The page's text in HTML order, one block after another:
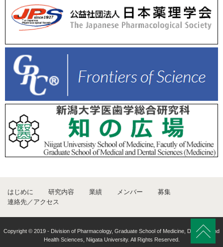
基礎医学研究者養成イニシアチブ全国リトリート2025で医学科4年
生の和田涼乃さんがポスター発表しました。
（以下、一部のみ掲載しています）
2025/01/29
新潟県三条市成人大学講座（新潟大学出前講義）を吉松が行いまし
2024/11/16
星稜高等学校で新潟大学出前講義を平島が行いました。
第３回薬理学セミナー：本田賢也先生（慶應義塾大学医学部）に大
2024/08/17-18
はじめに 研究内容 業績 メンバー
募集
連絡先／アクセス
Copyright © 2019 - Division of Pharmacology, Graduate School of Medicine, Dentistry and
Health Sciences, Niigata University. All Rights Reserved.